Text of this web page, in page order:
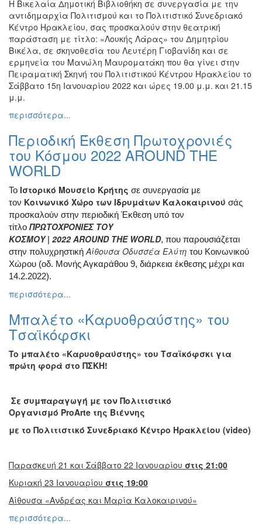
Η Βικελαία Δημοτική Βιβλιοθήκη σε συνεργασία με την
αντιδημαρχία Πολιτισμού και το Πολιτιστικό Συνεδριακό
Κέντρο Ηρακλείου, σας προσκαλούν στην θεατρική
παράσταση με τίτλο: «Λουκής Λάρας» του Δημητρίου
Βικέλα, σε σκηνοθεσία του Λευτέρη Γιοβανίδη και σε
ερμηνεία του Μανώλη Μαυροματάκη που θα γίνει στην
Πειραματική Σκηνή του Πολιτιστικού Κέντρου Ηρακλείου το
Σάββατο 15η Ιανουαρίου 2022 και ώρες 19.00 μ.μ. και 21.15
μ.μ.
περισσότερα...
Περιοδική Έκθεση Πρωτοχρονιές
του Κόσμου 2022 AROUND THE
WORLD
Το Ιστορικό Μουσείο Κρήτης σε συνεργασία με
τον Κοινωνικό Χώρο των Ιδρυμάτων Καλοκαιρινού σάς
προσκαλούν στην περιοδική Έκθεση υπό τον
τίτλο ΠΡΩΤΟΧΡΟΝΙΕΣ ΤΟΥ
ΚΟΣΜΟΥ| 2022AROUND THE WORLD, που παρουσιάζεται
στην πολυχρηστική Αίθουσα Οδυσσέα Ελύτη του Κοινωνικού
Χώρου (οδ. Μονής Αγκαράθου 9, διάρκεια έκθεσης μέχρι και
14.2.2022).
περισσότερα...
Μπαλέτο «Καρυοθραύστης» του
Τσαϊκόφσκι
To μπαλέτο «Καρυοθραύστης» του Τσαϊκόφσκι για
πρώτη φορά στο ΠΣΚΗ!
Σε συμπαραγωγή με τον Πολιτιστικό
Οργανισμό ProArte της Βιέννης
με το Πολιτιστικό Συνεδριακό Κέντρο Ηρακλείου (video)
Παρασκευή 21 και Σάββατο 22 Ιανουαρίου στις 21:00
Κυριακή 23 Ιανουαρίου στις 19:00
Αίθουσα «Ανδρέας και Μαρία Καλοκαιρινού»
περισσότερα...